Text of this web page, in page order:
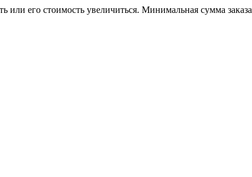
или его стоимость увеличиться. Минимальная сумма заказа